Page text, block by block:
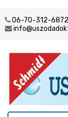
06-70-312-6872